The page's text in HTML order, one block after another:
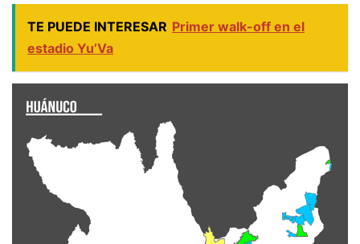
TE PUEDE INTERESAR Primer walk-off en el
estadio Yu’Va